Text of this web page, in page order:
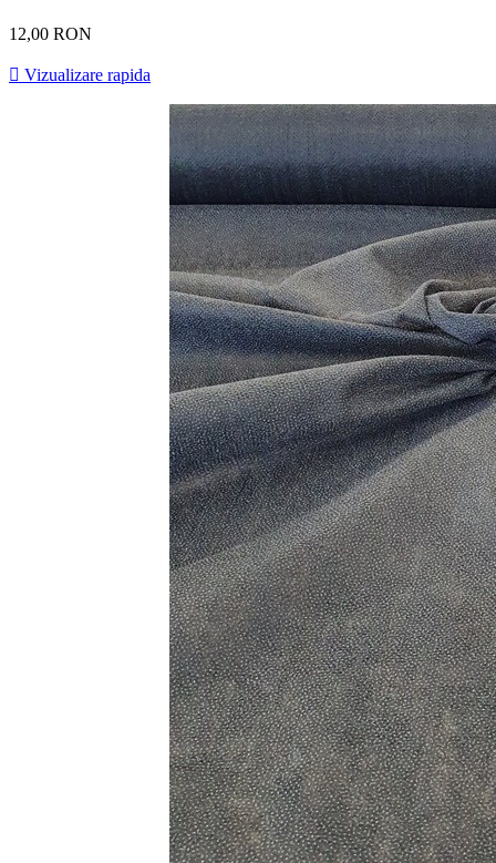
12,00 RON
 Vizualizare rapida